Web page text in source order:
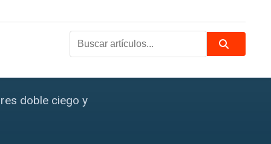
impacto
doble ciego y